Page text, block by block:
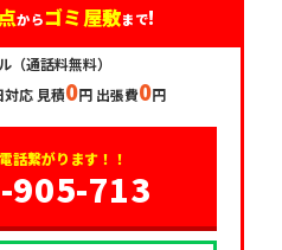
からゴミ屋敷まで!
通話料無料）
対応 見積0円 出張費0円
話繋がります！！
905-713